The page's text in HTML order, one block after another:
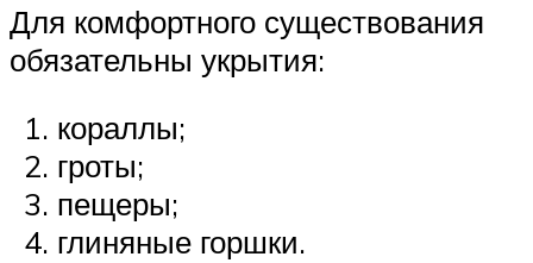
Для комфортного существования
обязательны укрытия:
кораллы;
гроты;
пещеры;
глиняные горшки.